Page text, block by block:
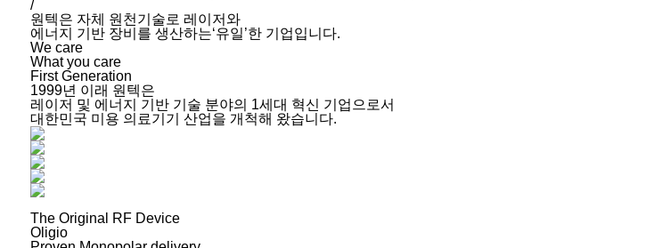
/
원텍은 자체 원천기술로 레이저와
에너지 기반 장비를 생산하는‘유일’한 기업입니다.
We care
What you care
First Generation
1999년 이래 원텍은
레이저 및 에너지 기반 기술 분야의 1세대 혁신 기업으로서
대한민국 미용 의료기기 산업을 개척해 왔습니다.
The Original RF Device
Oligio